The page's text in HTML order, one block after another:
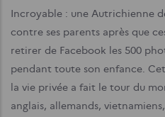
Incroyable : une Autrichienne
contre ses parents après que
retirer de Facebook les 500
pendant toute son enfance.
la vie privée a fait le tour du
anglais, allemands,